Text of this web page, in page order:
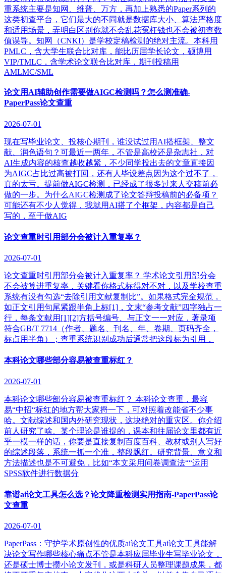
重系统主要是知网、维普、万方，再加上熟悉的Paper系列的
这类初查平台，它们最大的不同就是数据库大小、算法严格度
和适用场景，弄明白区别你就不会乱花冤枉钱也不会被初查数
值误导。知网（CNKI）是学校定稿检测的绝对主流。本科用
PMLC，含大学生联合比对库，能比历届学长论文，硕博用
VIP/TMLC，含学术论文联合比对库，期刊投稿用
AMLMC/SML
论文用AI辅助创作需要做AIGC检测吗？怎么测准确-
PaperPass论文查重
2026-07-01
现在写毕业论文、投核心期刊，谁没试过用AI搭框架、整文
献、润色语句？可最近一两年，不管是高校还是杂志社，对
AI生成内容的核查越收越紧，不少同学投出去的文章直接因
为AIGC占比过高被打回，还有人毕设差点因为这个过不了，
真的太亏。提前做AIGC检测，已经成了很多过来人交稿前必
做的一步。为什么AIGC检测成了论文答辩投稿前的必备项？
可能还有不少人觉得，我就用AI搭了个框架，内容都是自己
写的，至于做AIG
论文查重时引用部分会被计入重复率？
2026-07-01
论文查重时引用部分会被计入重复率？ 学术论文引用部分会
不会被算进重复率，关键看你格式标得对不对，以及学校查重
系统有没有勾选“去除引用文献复制比”。如果格式完全规范，
如正文引用句尾紧跟半角上标[1]，文末“参考文献”四字独占一
行，每条文献用[1][2]方括号编号、与正文一一对应，著录项
符合GB/T 7714（作者、题名、刊名、年、卷期、页码齐全，
标点用半角）；查重系统识别成功后通常把这段标为引用，
本科论文哪些部分容易被查重标红？
2026-07-01
本科论文哪些部分容易被查重标红？ 本科论文查重，最容
易“中招“标红的地方帮大家捋一下，可对照着改能省不少事
哈。文献综述和国内外研究现状，这块绝对的重灾区。你介绍
前人研究了啥、某个理论是谁提的，课本和往届论文里都有近
乎一模一样的话，你要是直接复制百度百科、教材或别人写好
的综述段落，系统一抓一个准，整段飘红。研究背景、意义和
方法描述也是不可避免，比如“本文采用问卷调查法““运用
SPSS软件进行数据分
靠谱ai论文工具怎么选？论文降重检测实用指南-PaperPass论
文查重
2026-07-01
PaperPass：守护学术原创性的优质ai论文工具ai论文工具能解
决论文写作哪些核心痛点不管是本科应届毕业生写毕业论文，
还是硕士博士攒小论文发刊，或是科研人员整理课题成果，都